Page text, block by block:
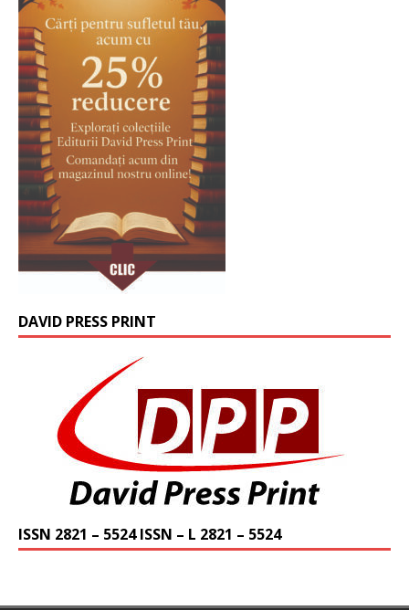
DAVID PRESS PRINT
ISSN 2821 – 5524 ISSN – L 2821 – 5524